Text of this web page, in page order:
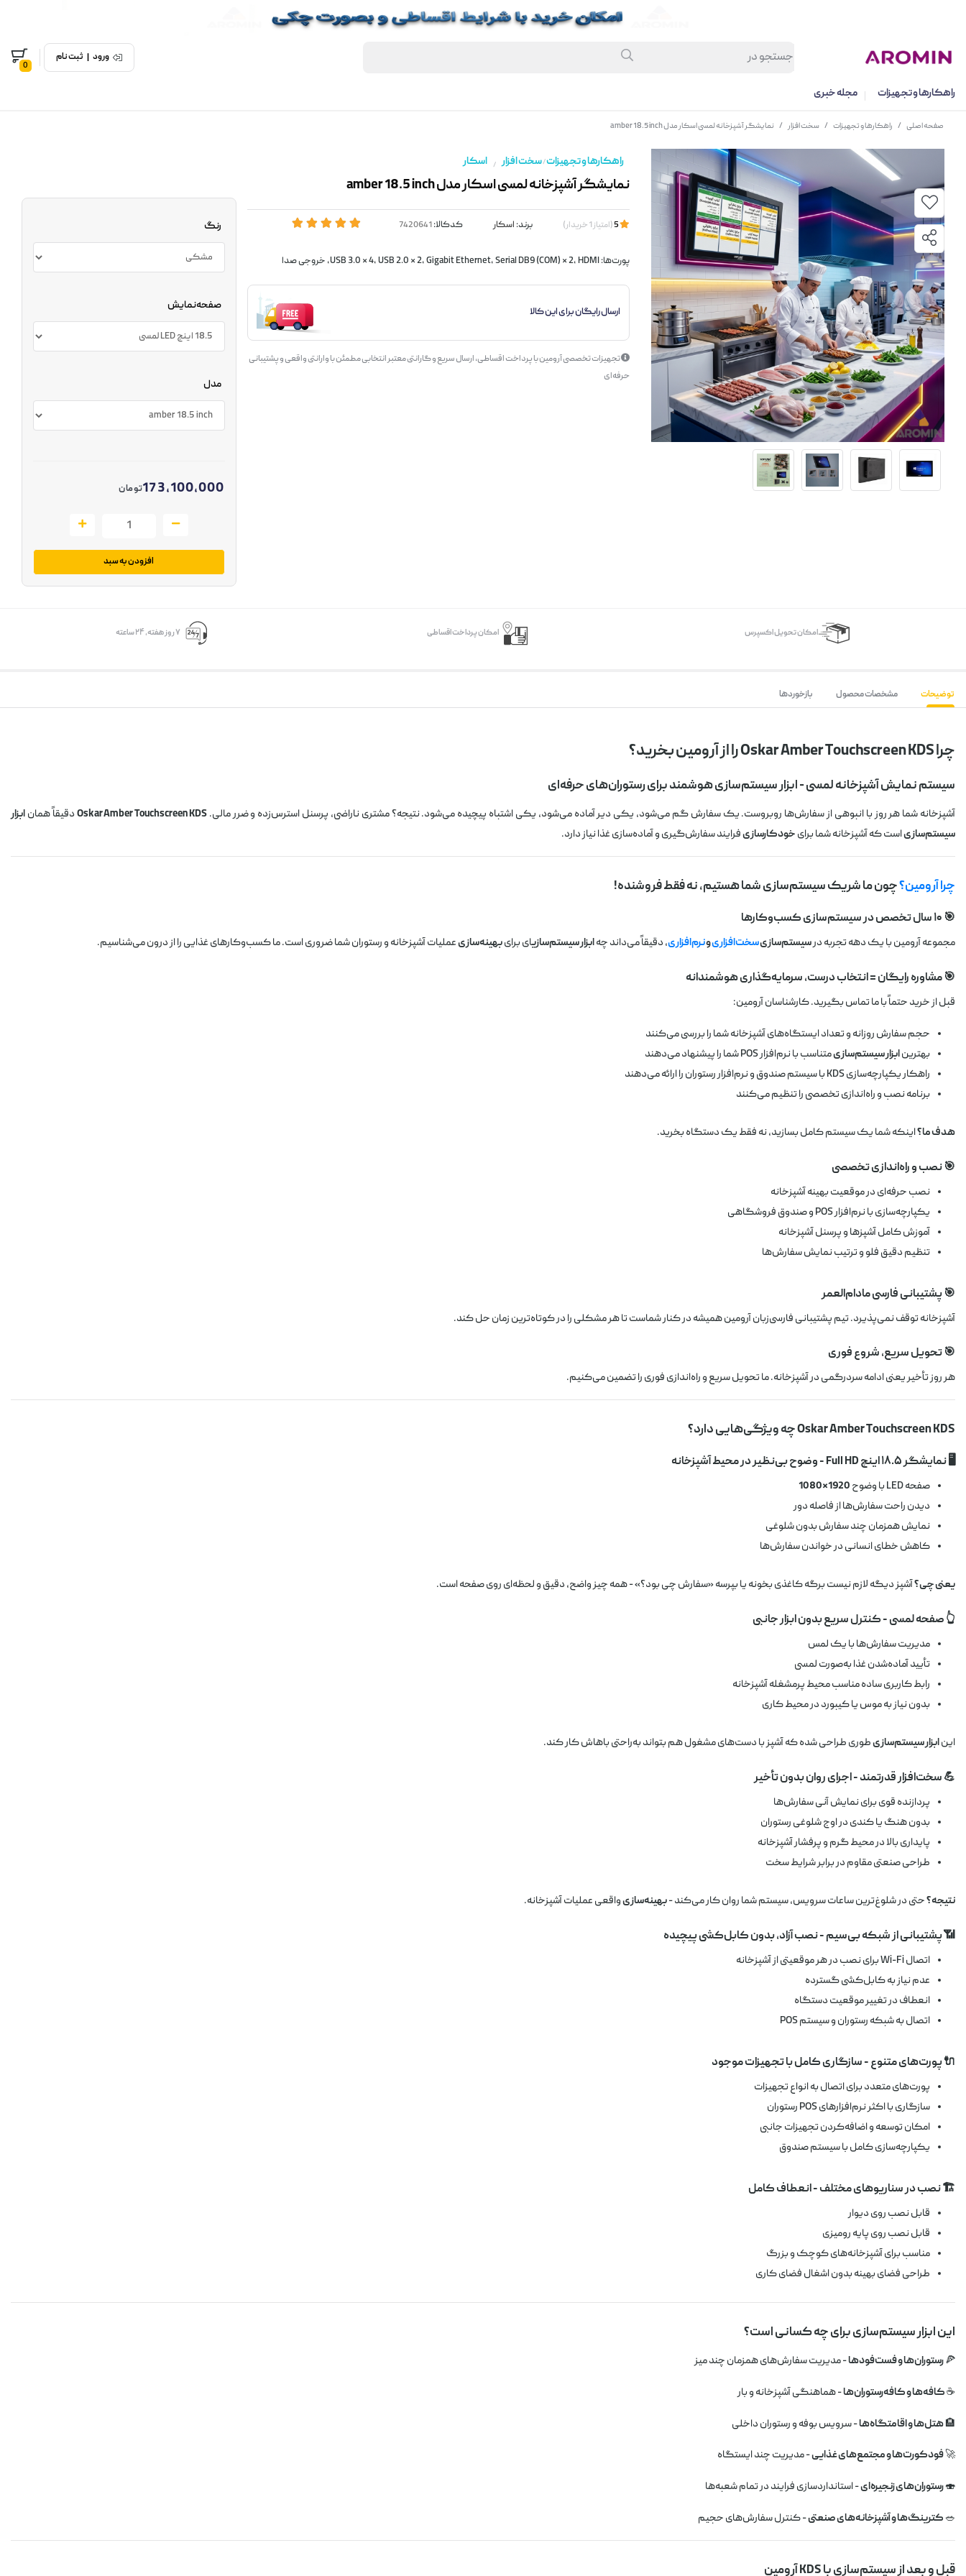
ورود | ثبت نام
0
راهکارها و تجهیزات مجله خبری
صفحه اصلی / راهکارها و تجهیزات / سخت افزار / نمایشگر آشپزخانه لمسی اسکار مدل amber 18.5 inch
راهکارها و تجهیزات/سخت افزار / اسکار
نمایشگر آشپزخانه لمسی اسکار مدل amber 18.5 inch
(امتیاز1خریدار) برند: اسکار کدکالا:
پورت‌ها: USB 3.0 × 4، USB 2.0 × 2، Gigabit Ethernet، Serial DB9 (COM) × 2، HDMI، خروجی صدا
ارسال رایگان برای این کالا
تجهیزات تخصصی آرومین با پرداخت اقساطی، ارسال سریع و گارانتی معتبر انتخابی مطمئن با وارانتی واقعی و پشتیبانی
حرفه‌ای
رنگ
صفحه‌نمایش
مدل
173,100,000تومان
افزودن به سبد
اﻣﮑﺎن ﺗﺤﻮﯾﻞ اﮐﺴﭙﺮس امکان پرداخت اقساطی ۷ روز ﻫﻔﺘﻪ، ۲۴ ﺳﺎﻋﺘﻪ
توضیحات مشخصات محصول بازخوردها
چرا Oskar Amber Touchscreen KDS را از آرومین بخرید؟
سیستم نمایش آشپزخانه لمسی - ابزار سیستم‌سازی هوشمند برای رستوران‌های حرفه‌ای
آشپزخانه شما هر روز با انبوهی از سفارش‌ها روبروست. یک سفارش گم می‌شود، یکی دیر آماده می‌شود، یکی اشتباه پیچیده می‌شود. نتیجه؟ مشتری ناراضی، پرسنل استرس‌زده و ضرر مالی. Oskar Amber Touchscreen KDSدقیقاً همان ابزار
سیستم‌سازیاست که آشپزخانه شما برای خودکارسازیفرایند سفارش‌گیری و آماده‌سازی غذا نیاز دارد.
چرا آرومین؟چون ما شریک سیستم‌سازی شما هستیم، نه فقط فروشنده!
🎯 ۱۰ سال تخصص در سیستم‌سازی کسب‌وکارها
مجموعه آرومین با یک دهه تجربه درسیستم‌سازیسخت‌افزاریونرم‌افزاری، دقیقاً می‌داند چهابزار سیستم‌سازیای برایبهینه‌سازیعملیات آشپزخانه و رستوران شما ضروری است. ما کسب‌وکارهای غذایی را از درون می‌شناسیم.
🎯 مشاوره رایگان = انتخاب درست، سرمایه‌گذاری هوشمندانه
قبل از خرید حتماً با ما تماس بگیرید. کارشناسان آرومین:
حجم سفارش روزانه و تعداد ایستگاه‌های آشپزخانه شما را بررسی می‌کنند
بهترینابزار سیستم‌سازیمتناسب با نرم‌افزار POS شما را پیشنهاد می‌دهند
راهکار یکپارچه‌سازی KDS با سیستم صندوق و نرم‌افزار رستوران را ارائه می‌دهند
برنامه نصب و راه‌اندازی تخصصی را تنظیم می‌کنند
هدف ما؟اینکه شما یک سیستم کامل بسازید، نه فقط یک دستگاه بخرید.
🎯 نصب و راه‌اندازی تخصصی
نصب حرفه‌ای در موقعیت بهینه آشپزخانه
یکپارچه‌سازی با نرم‌افزار POS و صندوق فروشگاهی
آموزش کامل آشپزها و پرسنل آشپزخانه
تنظیم دقیق فلو و ترتیب نمایش سفارش‌ها
🎯 پشتیبانی فارسی مادام‌العمر
آشپزخانه توقف نمی‌پذیرد. تیم پشتیبانی فارسی‌زبان آرومین همیشه در کنار شماست تا هر مشکلی را در کوتاه‌ترین زمان حل کند.
🎯 تحویل سریع، شروع فوری
هر روز تأخیر یعنی ادامه سردرگمی در آشپزخانه. ما تحویل سریع و راه‌اندازی فوری را تضمین می‌کنیم.
Oskar Amber Touchscreen KDS چه ویژگی‌هایی دارد؟
🖥️ نمایشگر ۱۸.۵ اینچ Full HD - وضوح بی‌نظیر در محیط آشپزخانه
صفحه LED با وضوح
1920×1080
دیدن راحت سفارش‌ها از فاصله دور
نمایش همزمان چند سفارش بدون شلوغی
کاهش خطای انسانی در خواندن سفارش‌ها
یعنی چی؟آشپز دیگه لازم نیست برگه کاغذی بخونه یا بپرسه «سفارش چی بود؟» - همه چیز واضح، دقیق و لحظه‌ای روی صفحه است.
👆 صفحه لمسی - کنترل سریع بدون ابزار جانبی
مدیریت سفارش‌ها با یک لمس
تأیید آماده‌شدن غذا به‌صورت لمسی
رابط کاربری ساده مناسب محیط پرمشغله آشپزخانه
بدون نیاز به موس یا کیبورد در محیط کاری
اینابزار سیستم‌سازیطوری طراحی شده که آشپز با دست‌های مشغول هم بتواند به‌راحتی باهاش کار کند.
💪 سخت‌افزار قدرتمند - اجرای روان بدون تأخیر
پردازنده قوی برای نمایش آنی سفارش‌ها
بدون هنگ یا کندی در اوج شلوغی رستوران
پایداری بالا در محیط گرم و پرفشار آشپزخانه
طراحی صنعتی مقاوم در برابر شرایط سخت
نتیجه؟حتی در شلوغ‌ترین ساعات سرویس، سیستم شما روان کار می‌کند -بهینه‌سازیواقعی عملیات آشپزخانه.
📶 پشتیبانی از شبکه بی‌سیم - نصب آزاد، بدون کابل‌کشی پیچیده
اتصال Wi-Fi برای نصب در هر موقعیتی از آشپزخانه
عدم نیاز به کابل‌کشی گسترده
انعطاف در تغییر موقعیت دستگاه
اتصال به شبکه رستوران و سیستم POS
🔌 پورت‌های متنوع - سازگاری کامل با تجهیزات موجود
پورت‌های متعدد برای اتصال به انواع تجهیزات
سازگاری با اکثر نرم‌افزارهای POS رستوران
امکان توسعه و اضافه‌کردن تجهیزات جانبی
یکپارچه‌سازی کامل با سیستم صندوق
🏗️ نصب در سناریوهای مختلف - انعطاف کامل
قابل نصب روی دیوار
قابل نصب روی پایه رومیزی
مناسب برای آشپزخانه‌های کوچک و بزرگ
طراحی فضای بهینه بدون اشغال فضای کاری
این ابزار سیستم‌سازی برای چه کسانی است؟
🍕رستوران‌ها و فست‌فودها- مدیریت سفارش‌های همزمان چند میز
☕کافه‌ها و کافه‌رستوران‌ها- هماهنگی آشپزخانه و بار
🏨هتل‌ها و اقامتگاه‌ها- سرویس بوفه و رستوران داخلی
🚀فودکورت‌ها و مجتمع‌های غذایی- مدیریت چند ایستگاه
🍣رستوران‌های زنجیره‌ای- استانداردسازی فرایند در تمام شعبه‌ها
🥗 کترینگ‌ها و آشپزخانه‌های صنعتی- کنترل سفارش‌های حجیم
قبل و بعد از سیستم‌سازی با KDS آرومین